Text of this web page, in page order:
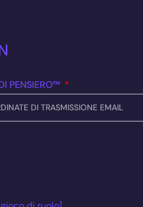
PENSIERO™